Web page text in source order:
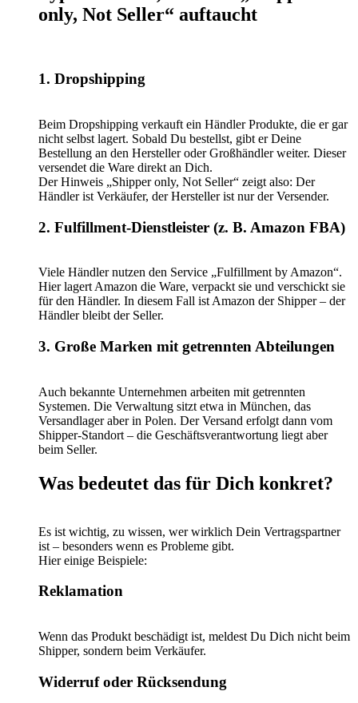
only, Not Seller“ auftaucht
1. Dropshipping
Beim Dropshipping verkauft ein Händler Produkte, die er gar
nicht selbst lagert. Sobald Du bestellst, gibt er Deine
Bestellung an den Hersteller oder Großhändler weiter. Dieser
versendet die Ware direkt an Dich.
Der Hinweis „Shipper only, Not Seller“ zeigt also: Der
Händler ist Verkäufer, der Hersteller ist nur der Versender.
2. Fulfillment-Dienstleister (z. B. Amazon FBA)
Viele Händler nutzen den Service „Fulfillment by Amazon“.
Hier lagert Amazon die Ware, verpackt sie und verschickt sie
für den Händler. In diesem Fall ist Amazon der Shipper – der
Händler bleibt der Seller.
3. Große Marken mit getrennten Abteilungen
Auch bekannte Unternehmen arbeiten mit getrennten
Systemen. Die Verwaltung sitzt etwa in München, das
Versandlager aber in Polen. Der Versand erfolgt dann vom
Shipper-Standort – die Geschäftsverantwortung liegt aber
beim Seller.
Was bedeutet das für Dich konkret?
Es ist wichtig, zu wissen, wer wirklich Dein Vertragspartner
ist – besonders wenn es Probleme gibt.
Hier einige Beispiele:
Reklamation
Wenn das Produkt beschädigt ist, meldest Du Dich nicht beim
Shipper, sondern beim Verkäufer.
Widerruf oder Rücksendung